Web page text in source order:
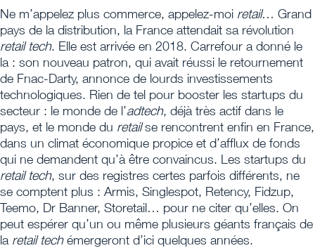
Ne m’appelez plus commerce, appelez-moi retail… Grand
pays de la distribution, la France attendait sa révolution
retail tech. Elle est arrivée en 2018. Carrefour a donné le
la : son nouveau patron, qui avait réussi le retournement
de Fnac-Darty, annonce de lourds investissements
technologiques. Rien de tel pour booster les startups du
secteur : le monde de l’adtech, déjà très actif dans le
pays, et le monde du retailse rencontrent enfin en France,
dans un climat économique propice et d’afflux de fonds
qui ne demandent qu’à être convaincus. Les startups du
retail tech, sur des registres certes parfois différents, ne
se comptent plus : Armis, Singlespot, Retency, Fidzup,
Teemo, Dr Banner, Storetail… pour ne citer qu’elles. On
peut espérer qu’un ou même plusieurs géants français de
la retail techémergeront d’ici quelques années.